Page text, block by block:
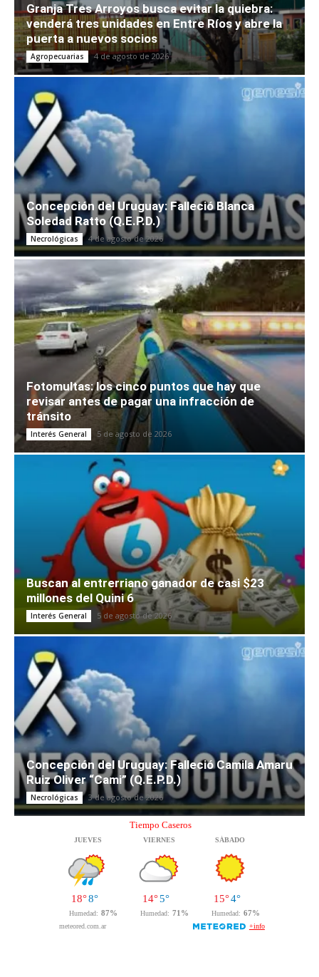
Granja Tres Arroyos busca evitar la quiebra:
venderá tres unidades en Entre Ríos y abre la
puerta a nuevos socios
Agropecuarias 4 de agosto de 2026
Concepción del Uruguay: Falleció Blanca
Soledad Ratto (Q.E.P.D.)
Necrológicas 4 de agosto de 2026
Fotomultas: los cinco puntos que hay que
revisar antes de pagar una infracción de
tránsito
Interés General 5 de agosto de 2026
Buscan al entrerriano ganador de casi $23
millones del Quini 6
Interés General 5 de agosto de 2026
Concepción del Uruguay: Falleció Camila Amaru
Ruiz Oliver “Cami” (Q.E.P.D.)
Necrológicas 3 de agosto de 2026